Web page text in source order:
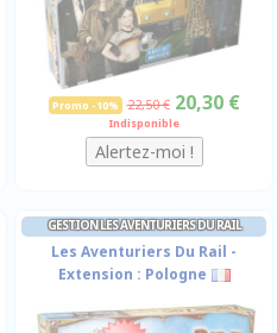
Promo -10% 22,50 € 20,30 €
Indisponible
GESTION LES AVENTURIERS DU RAIL
Les Aventuriers Du Rail -
Extension : Pologne